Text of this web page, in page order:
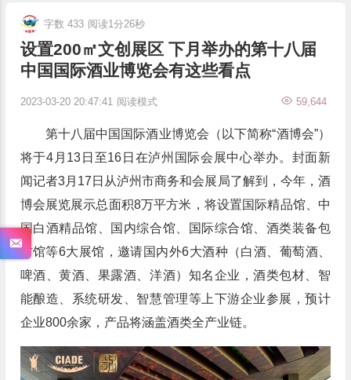
设置200㎡文创展区 下月举办的第十八届
中国国际酒业博览会有这些看点
2023-03-20 20:47:41 59,644
字数 433 阅读1分26秒
阅读模式
第十八届中国国际酒业博览会（以下简称“酒博会”）
将于4月13日至16日在泸州国际会展中心举办。封面新
闻记者3月17日从泸州市商务和会展局了解到，今年，酒
博会展览展示总面积8万平方米，将设置国际精品馆、中
国白酒精品馆、国内综合馆、国际综合馆、酒类装备包
材馆等6大展馆，邀请国内外6大酒种（白酒、葡萄酒、
啤酒、黄酒、果露酒、洋酒）知名企业，酒类包材、智
能酿造、系统研发、智慧管理等上下游企业参展，预计
企业800余家，产品将涵盖酒类全产业链。